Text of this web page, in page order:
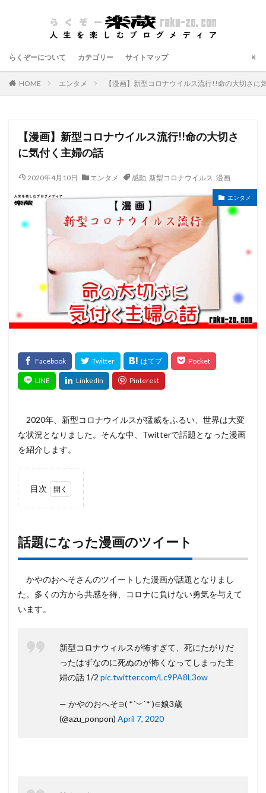
らくぞーについて カテゴリー サイトマップ
HOME エンタメ 【漫画】新型コロナウイルス流行!!命の大切さに
【漫画】新型コロナウイルス流行!!命の大切さ
に気付く主婦の話
2020年4月10日 エンタメ 感動, 新型コロナウイルス, 漫画
エンタメ
2020年、新型コロナウイルスが猛威をふるい、世界は大変
な状況となりました。そんな中、Twitterで話題となった漫画
を紹介します。
目次
った
漫画
のツ
ト
2
話題
漫画
内容
話題になった漫画のツイート
かやのおへそさんのツイートした漫画が話題となりまし
た。多くの方から共感を得、コロナに負けない勇気を与えて
います。
新型コロナウィルスが怖すぎて、死にたがりだ
ったはずなのに死ぬのが怖くなってしまった主
婦の話 1/2 pic.twitter.com/Lc9PA8L3ow
— かやのおへそ∋( *´︶`* )∈娘3歳
(@azu_ponpon) April 7, 2020